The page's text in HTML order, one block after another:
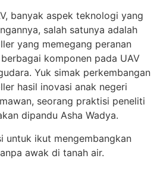
banyak aspek teknologi yang
salah satunya adalah
yang memegang peranan
komponen pada UAV
Yuk simak perkembangan
hasil inovasi anak negeri
seorang praktisi peneliti
dipandu Asha Wadya.
untuk ikut mengembangkan
awak di tanah air.